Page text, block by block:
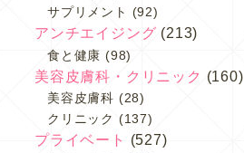
サプリメント
(92)
アンチエイジング (213)
食と健康 (98)
美容皮膚科・クリニック (160)
美容皮膚科 (28)
クリニック (137)
プライベート (527)